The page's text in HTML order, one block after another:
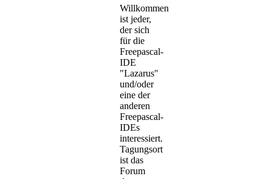
Willkommen
ist jeder,
der sich
für die
Freepascal-
IDE
"Lazarus"
und/oder
eine der
anderen
Freepascal-
IDEs
interessiert.
Tagungsort
ist das
Forum